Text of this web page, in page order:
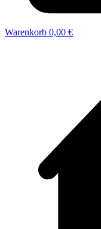
Warenkorb 0,00 €